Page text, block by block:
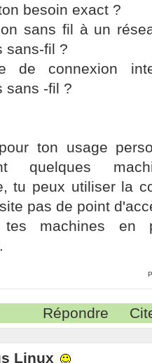
besoin exact ?
sans fil à un
sans-fil ?
de connexion
sans -fil ?
ton usage
quelques
tu peux utiliser la
pas de point
machines en
Répondre
Linux